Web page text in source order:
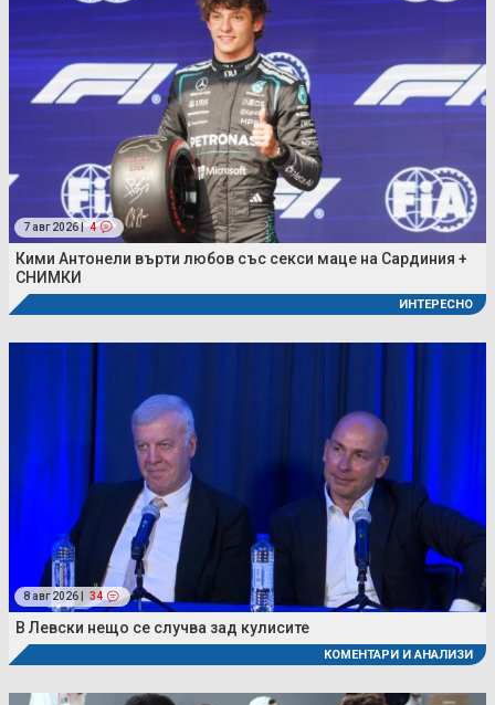
7 авг 2026 | 4
Кими Антонели върти любов със секси маце на Сардиния +
СНИМКИ
ИНТЕРЕСНО
8 авг 2026 | 34
В Левски нещо се случва зад кулисите
КОМЕНТАРИ И АНАЛИЗИ